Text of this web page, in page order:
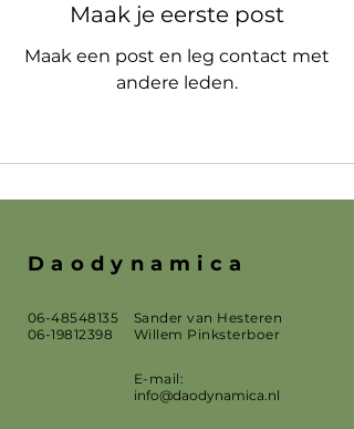
Maak je eerste post
Maak een post en leg contact met
andere leden.
Daodynamica
06-48548135
06-19812398
Sander van Hesteren
Willem Pinksterboer
E-mail:
info@daodynamica.nl